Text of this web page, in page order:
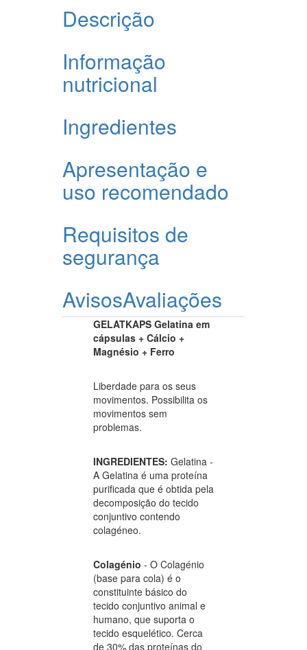
Descrição
Informação
nutricional
Ingredientes
Apresentação e
uso recomendado
Requisitos de
segurança
AvisosAvaliações
GELATKAPS Gelatina em
cápsulas + Cálcio +
Magnésio + Ferro
Liberdade para os seus
movimentos. Possibilita os
movimentos sem
problemas.
INGREDIENTES: Gelatina -
A Gelatina é uma proteína
purificada que é obtida pela
decomposição do tecido
conjuntivo contendo
colagéneo.
Colagénio - O Colagénio
(base para cola) é o
constituinte básico do
tecido conjuntivo animal e
humano, que suporta o
tecido esquelético. Cerca
de 30% das proteínas do